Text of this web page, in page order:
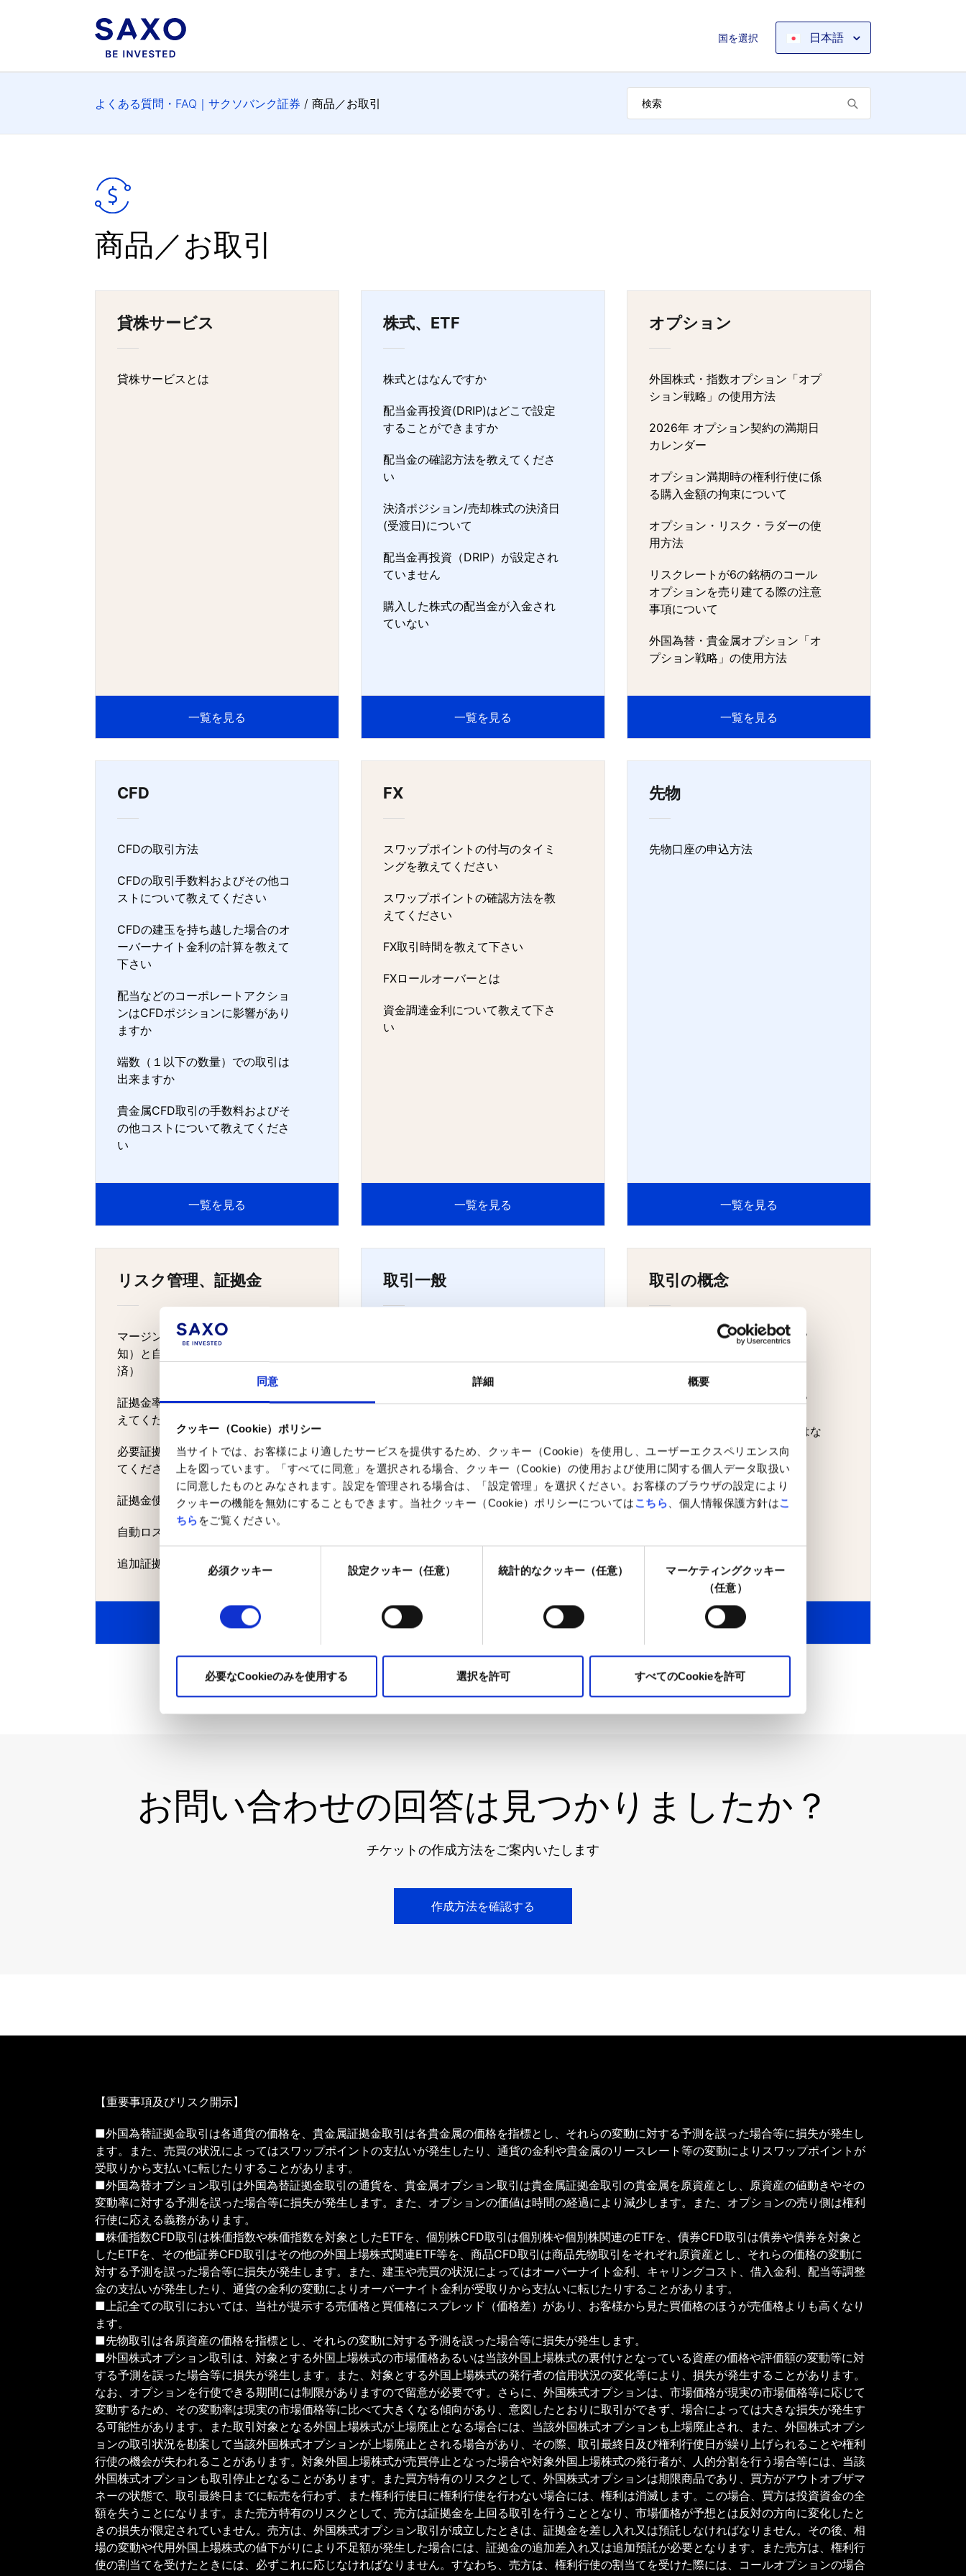
同意 詳細 概要
クッキー（Cookie）ポリシー
当サイトでは、お客様により適したサービスを提供するため、クッキー（Cookie）を使用し、ユーザーエクスペリエンス向
上を図っています。「すべてに同意」を選択される場合、クッキー（Cookie）の使用および使用に関する個人データ取扱い
に同意したものとみなされます。設定を管理される場合は、「設定管理」を選択ください。お客様のブラウザの設定により
クッキーの機能を無効にすることもできます。当社クッキー（Cookie）ポリシーについては こちら、個人情報保護方針はこ
ちら をご覧ください。
意
選
必須クッキー 設定クッキー（任意） 統計的なクッキー（任意）
マーケティングクッキー
（任意）
必要なCookieのみを使用する 選択を許可 すべてのCookieを許可
国を選択 日本語
よくある質問・FAQ｜サクソバンク証券 商品／お取引
商品／お取引
貸株サービス
貸株サービスとは
一覧を見る
株式、ETF
株式とはなんですか
配当金再投資(DRIP)はどこで設定
することができますか
配当金の確認方法を教えてくださ
い
決済ポジション/売却株式の決済日
(受渡日)について
配当金再投資（DRIP）が設定され
ていません
購入した株式の配当金が入金され
ていない
一覧を見る
オプション
外国株式・指数オプション「オプ
ション戦略」の使用方法
2026年 オプション契約の満期日
カレンダー
オプション満期時の権利行使に係
る購入金額の拘束について
オプション・リスク・ラダーの使
用方法
リスクレートが6の銘柄のコール
オプションを売り建てる際の注意
事項について
外国為替・貴金属オプション「オ
プション戦略」の使用方法
一覧を見る
CFD
CFDの取引方法
CFDの取引手数料およびその他コ
ストについて教えてください
CFDの建玉を持ち越した場合のオ
ーバーナイト金利の計算を教えて
下さい
配当などのコーポレートアクショ
ンはCFDポジションに影響があり
ますか
端数（１以下の数量）での取引は
出来ますか
貴金属CFD取引の手数料およびそ
の他コストについて教えてくださ
い
一覧を見る
FX
スワップポイントの付与のタイミ
ングを教えてください
スワップポイントの確認方法を教
えてください
FX取引時間を教えて下さい
FXロールオーバーとは
資金調達金利について教えて下さ
い
一覧を見る
先物
先物口座の申込方法
一覧を見る
リスク管理、証拠金
マージンコール（証拠金使用率通
知）と自動ロスカット（強制決
済）
証拠金率とレバレッジに関して教
えてください
必要証拠金を確認する方法を教え
てください
証拠金使用率の確認方法
自動ロスカットと資金管理
追加証拠金制度はありますか
一覧を見る
取引一般
取引条件変更通知
市場のボラティリティとは何です
か？
取引の概念
ロットサイズとはなんですか？
リスクレートとはなんですか？
銘柄詳細にある「板情報」とはな
んですか？
一覧を見る
お問い合わせの回答は見つかりましたか？
チケットの作成方法をご案内いたします
作成方法を確認する
【重要事項及びリスク開示】
■外国為替証拠金取引は各通貨の価格を、貴金属証拠金取引は各貴金属の価格を指標とし、それらの変動に対する予測を誤った場合等に損失が発生し
ます。また、売買の状況によってはスワップポイントの支払いが発生したり、通貨の金利や貴金属のリースレート等の変動によりスワップポイントが
受取りから支払いに転じたりすることがあります。
■外国為替オプション取引は外国為替証拠金取引の通貨を、貴金属オプション取引は貴金属証拠金取引の貴金属を原資産とし、原資産の値動きやその
変動率に対する予測を誤った場合等に損失が発生します。また、オプションの価値は時間の経過により減少します。また、オプションの売り側は権利
行使に応える義務があります。
■株価指数CFD取引は株価指数や株価指数を対象としたETFを、個別株CFD取引は個別株や個別株関連のETFを、債券CFD取引は債券や債券を対象と
したETFを、その他証券CFD取引はその他の外国上場株式関連ETF等を、商品CFD取引は商品先物取引をそれぞれ原資産とし、それらの価格の変動に
対する予測を誤った場合等に損失が発生します。また、建玉や売買の状況によってはオーバーナイト金利、キャリングコスト、借入金利、配当等調整
金の支払いが発生したり、通貨の金利の変動によりオーバーナイト金利が受取りから支払いに転じたりすることがあります。
■上記全ての取引においては、当社が提示する売価格と買価格にスプレッド（価格差）があり、お客様から見た買価格のほうが売価格よりも高くなり
ます。
■先物取引は各原資産の価格を指標とし、それらの変動に対する予測を誤った場合等に損失が発生します。
■外国株式オプション取引は、対象とする外国上場株式の市場価格あるいは当該外国上場株式の裏付けとなっている資産の価格や評価額の変動等に対
する予測を誤った場合等に損失が発生します。また、対象とする外国上場株式の発行者の信用状況の変化等により、損失が発生することがあります。
なお、オプションを行使できる期間には制限がありますので留意が必要です。さらに、外国株式オプションは、市場価格が現実の市場価格等に応じて
変動するため、その変動率は現実の市場価格等に比べて大きくなる傾向があり、意図したとおりに取引ができず、場合によっては大きな損失が発生す
る可能性があります。また取引対象となる外国上場株式が上場廃止となる場合には、当該外国株式オプションも上場廃止され、また、外国株式オプシ
ョンの取引状況を勘案して当該外国株式オプションが上場廃止とされる場合があり、その際、取引最終日及び権利行使日が繰り上げられることや権利
行使の機会が失われることがあります。対象外国上場株式が売買停止となった場合や対象外国上場株式の発行者が、人的分割を行う場合等には、当該
外国株式オプションも取引停止となることがあります。また買方特有のリスクとして、外国株式オプションは期限商品であり、買方がアウトオブザマ
ネーの状態で、取引最終日までに転売を行わず、また権利行使日に権利行使を行わない場合には、権利は消滅します。この場合、買方は投資資金の全
額を失うことになります。また売方特有のリスクとして、売方は証拠金を上回る取引を行うこととなり、市場価格が予想とは反対の方向に変化したと
きの損失が限定されていません。売方は、外国株式オプション取引が成立したときは、証拠金を差し入れ又は預託しなければなりません。その後、相
場の変動や代用外国上場株式の値下がりにより不足額が発生した場合には、証拠金の追加差入れ又は追加預託が必要となります。また売方は、権利行
使の割当てを受けたときには、必ずこれに応じなければなりません。すなわち、売方は、権利行使の割当てを受けた際には、コールオプションの場合